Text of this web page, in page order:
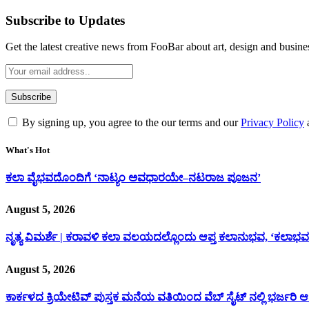
Subscribe to Updates
Get the latest creative news from FooBar about art, design and
By signing up, you agree to the our terms and ourPrivacy Policy
What's Hot
ಕಲಾ ವೈಭವದೊಂದಿಗೆ ‘ನಾಟ್ಯಂ ಅವಧಾರಯೇ–ನಟರಾಜ ಪೂಜನ’
August 5, 2026
ನೃತ್ಯ ವಿಮರ್ಶೆ | ಕರಾವಳಿ ಕಲಾ ವಲಯದಲ್ಲೊಂದು ಆಪ್ತ ಕಲಾನುಭವ,
August 5, 2026
ಕಾರ್ಕಳದ ಕ್ರಿಯೇಟಿವ್ ಪುಸ್ತಕ ಮನೆಯ ವತಿಯಿಂದ ವೆಬ್ ಸೈಟ್ ನಲ್ಲಿ ಭರ್ಜರಿ